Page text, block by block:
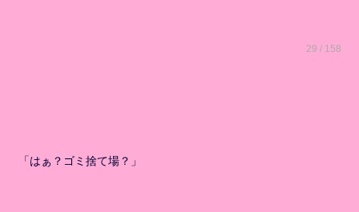
29 / 158
「はぁ？ゴミ捨て場？」